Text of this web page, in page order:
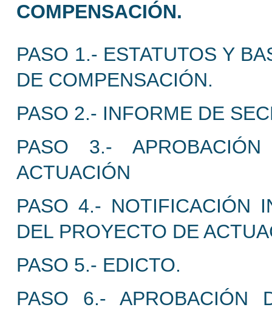
COMPENSACIÓN.
PASO 1.- ESTATUTOS Y
DE COMPENSACIÓN.
PASO 2.- INFORME DE
PASO 3.-
ACTUACIÓN
PASO 4.- NOTIFICACIÓN
DEL PROYECTO DE
PASO 5.- EDICTO.
PASO 6.- APROBACIÓN